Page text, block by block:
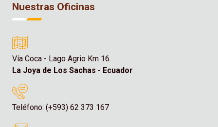
Nuestras Oficinas
Vía Coca - Lago Agrio Km 16.
La Joya de Los Sachas - Ecuador
Teléfono: (+593) 62 373 167